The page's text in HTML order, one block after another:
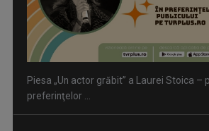
Piesa „Un actor grăbit” a Laurei Stoica –
preferinţelor ...